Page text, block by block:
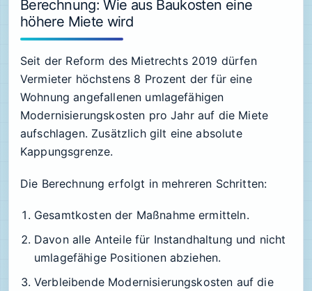
Berechnung: Wie aus Baukosten eine
höhere Miete wird
Seit der Reform des Mietrechts 2019 dürfen
Vermieter höchstens 8 Prozent der für eine
Wohnung angefallenen umlagefähigen
Modernisierungskosten pro Jahr auf die Miete
aufschlagen. Zusätzlich gilt eine absolute
Kappungsgrenze.
Die Berechnung erfolgt in mehreren Schritten:
Gesamtkosten der Maßnahme ermitteln.
Davon alle Anteile für Instandhaltung und nicht
umlagefähige Positionen abziehen.
Verbleibende Modernisierungskosten auf die